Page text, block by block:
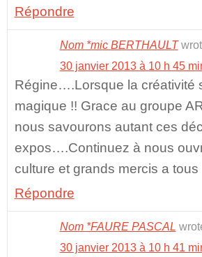
Répondre
Nom *mic BERTHAULT
30 janvier 2013 à 10 h 45
Régine….Lorsque la créativité
magique !! Grace au groupe
nous savourons autant ces
expos….Continuez à nous
culture et grands mercis a tous
Répondre
Nom *FAURE PASCAL
30 janvier 2013 à 10 h 41